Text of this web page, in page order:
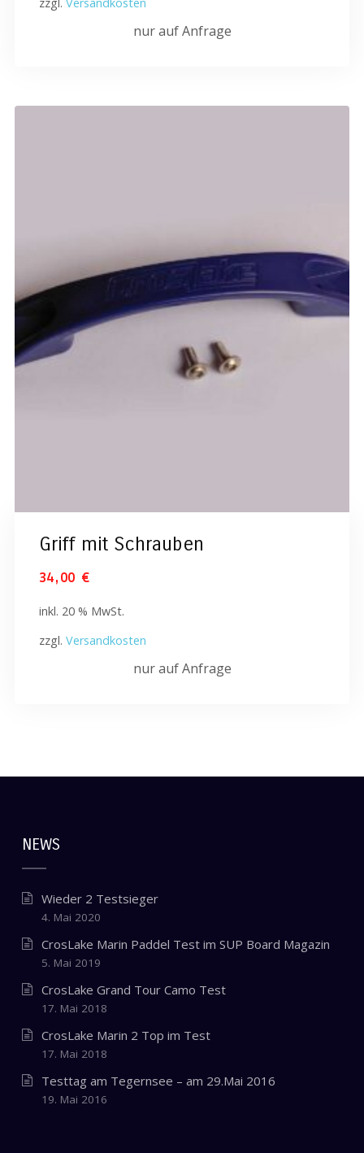
nur auf Anfrage
Griff mit Schrauben
34,00 €
inkl. 20 % MwSt.
zzgl. Versandkosten
nur auf Anfrage
NEWS
Wieder 2 Testsieger
4. Mai 2020
CrosLake Marin Paddel Test im SUP Board Magazin
5. Mai 2019
CrosLake Grand Tour Camo Test
17. Mai 2018
CrosLake Marin 2 Top im Test
17. Mai 2018
Testtag am Tegernsee – am 29.Mai 2016
19. Mai 2016